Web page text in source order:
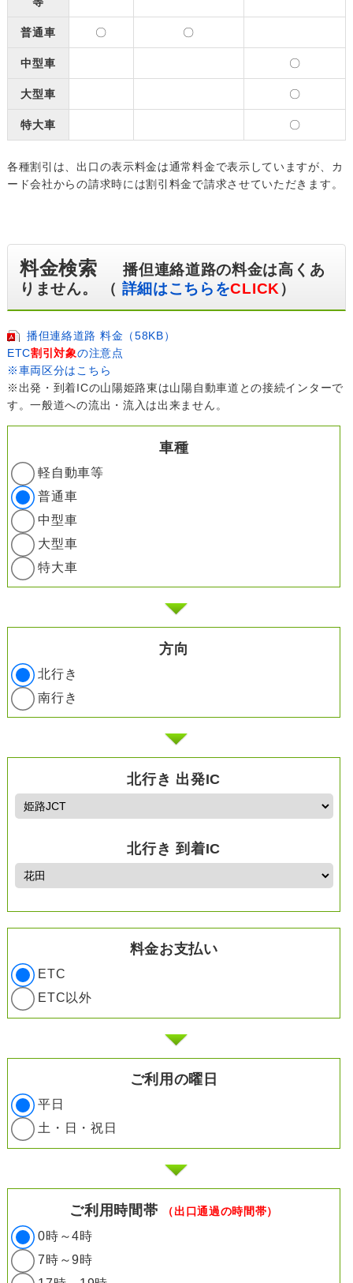
普通車 〇 〇
中型車 〇
大型車 〇
特大車 〇
各種割引は、出口の表示料金は通常料金で表示していますが、カ
ード会社からの請求時には割引料金で請求させていただきます。
料金検索播但連絡道路の料金は高くあ
りません。 （ 詳細はこちらをCLICK ）
播但連絡道路 料金（58KB）
ETC割引対象の注意点
※車両区分はこちら
※出発・到着ICの山陽姫路東は山陽自動車道との接続インターで
す。一般道への流出・流入は出来ません。
車種
軽自動車等
普通車
中型車
大型車
特大車
方向
北行き
南行き
北行き 出発IC
北行き 到着IC
料金お支払い
ETC
ETC以外
ご利用の曜日
平日
土・日・祝日
ご利用時間帯 （出口通過の時間帯）
0時～4時
7時～9時